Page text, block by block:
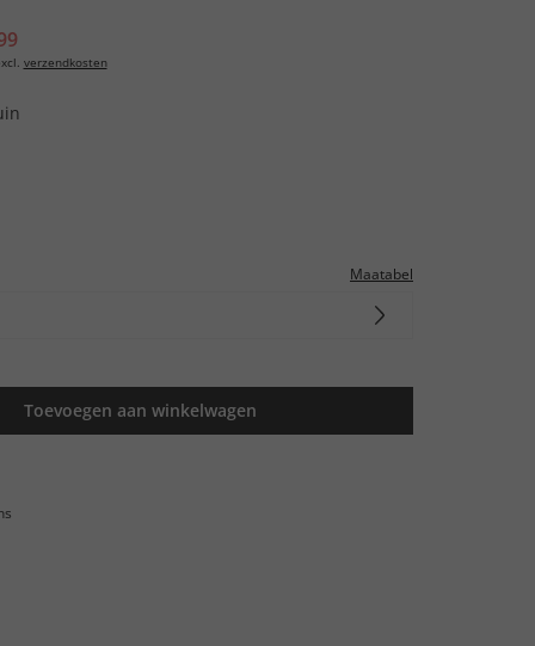
verzendkosten
Maatabel
Toevoegen aan winkelwagen